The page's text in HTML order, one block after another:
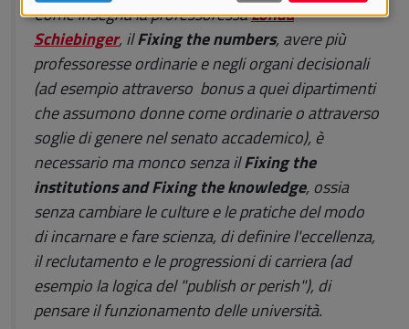
Come insegna la professoressaLonda
Schiebinger, ilFixing the numbers, avere più
professoresse ordinarie e negli organi decisionali
(ad esempio attraverso bonus a quei dipartimenti
che assumono donne come ordinarie o attraverso
soglie di genere nel senato accademico), è
necessario ma monco senza ilFixing the
institutions and Fixing the knowledge, ossia
senza cambiare le culture e le pratiche del modo
di incarnare e fare scienza, di definire l'eccellenza,
il reclutamento e le progressioni di carriera (ad
esempio la logica del "publish or perish"), di
pensare il funzionamento delle università.